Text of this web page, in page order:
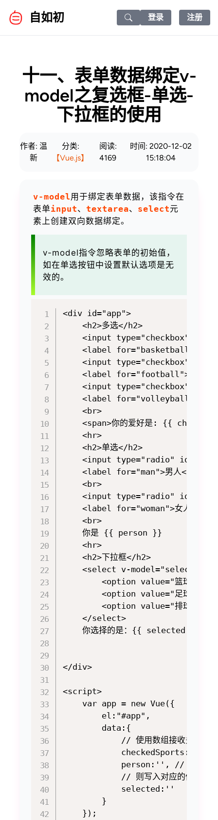
自如初
Search icon
登录 注册
十一、表单数据绑定v-
model之复选框-单选-
下拉框的使用
作者: 温
新
分类:
【Vue.js】
阅读:
4169
时间: 2020-12-02
15:18:04
v-model用于绑定表单数据，该指令在
表单input、 textarea、 select元
素上创建双向数据绑定。
v-model指令忽略表单的初始值，
如在单选按钮中设置默认选项是无
效的。
<div id="app">
    <h2>多选</h2>
<input type="checkbox"
<label for="basketball">篮
<input type="checkbox"
<label for="football">足球
<input type="checkbox"
<label for="volleyball">排
    <br>
<span>你的爱好是: {{
    <hr>
    <h2>单选</h2>
<input type="radio"
<label for="man">男人</
    <br>
<input type="radio"
<label for="woman">女人</
    <br>
    你是 {{ person }}
    <hr>
    <h2>下拉框</h2>
    <select v-model="selected">
<option value="篮球">篮
<option value="足球">足
<option value="排球">排
    </select>
    你选择的是：{{ selected }}
</div>
<script>
    var app = new Vue({
        el:"#app",
        data:{
// 使用数组接收多选的
            checkedSports:[],
person:'', // 若要初
// 则写入对应的值，如
            selected:''
        }
    });